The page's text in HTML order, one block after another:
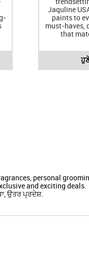
Jaquline
paints to
must-haves,
that
personal
and exciting deals.
ਉਤਰ ਪ੍ਰਦੇਸ਼.